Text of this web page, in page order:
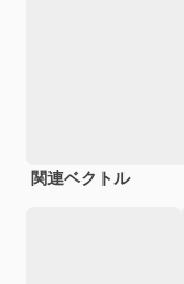
関連ベクトル